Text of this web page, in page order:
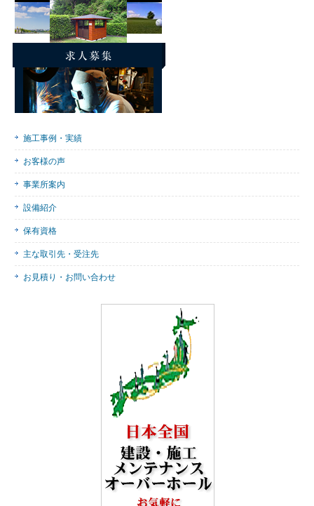
施工事例・実績
お客様の声
事業所案内
設備紹介
保有資格
主な取引先・受注先
お見積り・お問い合わせ